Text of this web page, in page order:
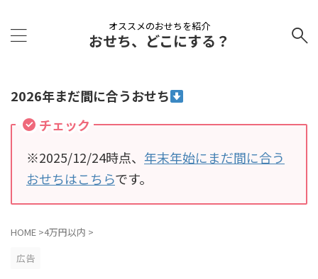
オススメのおせちを紹介
おせち、どこにする？
2026年まだ間に合うおせち
チェック
※2025/12/24時点、 年末年始にまだ間に合う
おせちはこちらです。
HOME >4万円以内 >
広告